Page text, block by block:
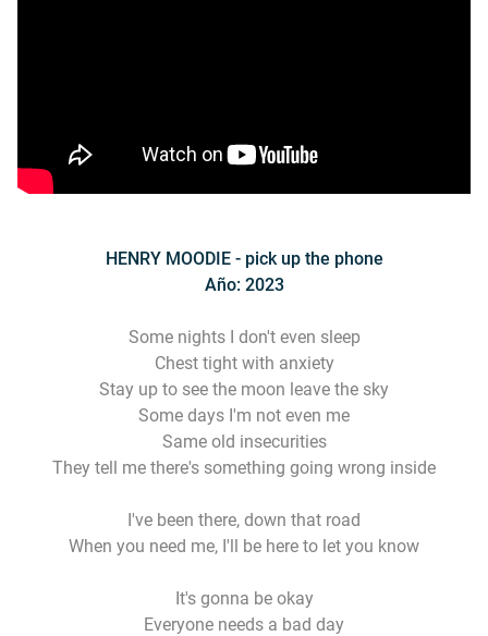
HENRY MOODIE - pick up the phone
Año: 2023
Some nights I don't even sleep
Chest tight with anxiety
Stay up to see the moon leave the sky
Some days I'm not even me
Same old insecurities
They tell me there's something going wrong inside
I've been there, down that road
When you need me, I'll be here to let you know
It's gonna be okay
Everyone needs a bad day